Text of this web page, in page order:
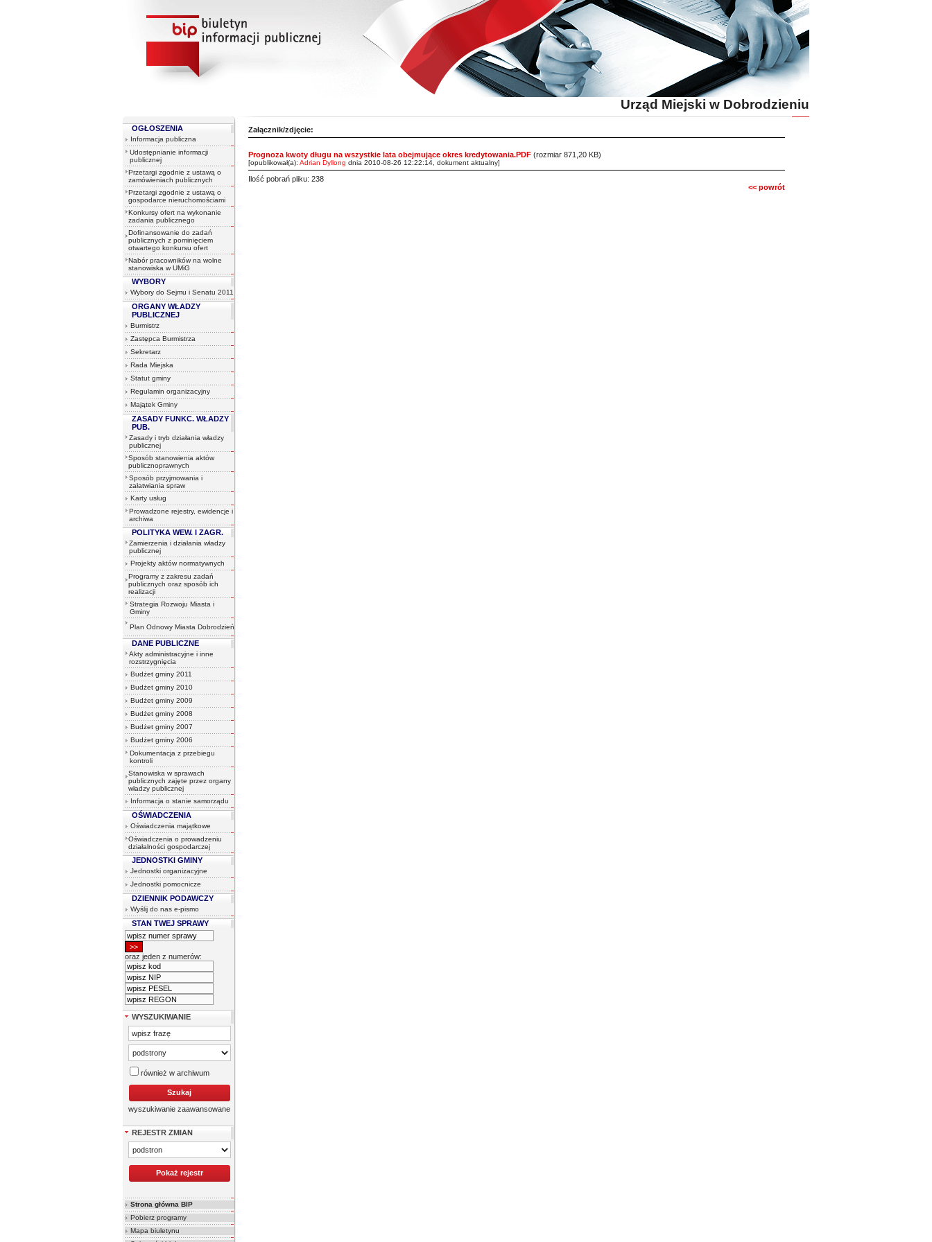
Urząd Miejski w Dobrodzieniu
OGŁOSZENIA
Informacja publiczna
Udostępnianie informacji
publicznej
Przetargi zgodnie z ustawą o
zamówieniach publicznych
Przetargi zgodnie z ustawą o
gospodarce nieruchomościami
Konkursy ofert na wykonanie
zadania publicznego
Dofinansowanie do zadań
publicznych z pominięciem
otwartego konkursu ofert
Nabór pracowników na wolne
stanowiska w UMiG
WYBORY
Wybory do Sejmu i Senatu 2011
ORGANY WŁADZY
PUBLICZNEJ
Burmistrz
Zastępca Burmistrza
Sekretarz
Rada Miejska
Statut gminy
Regulamin organizacyjny
Majątek Gminy
ZASADY FUNKC. WŁADZY
PUB.
Zasady i tryb działania władzy
publicznej
Sposób stanowienia aktów
publicznoprawnych
Sposób przyjmowania i
załatwiania spraw
Karty usług
Prowadzone rejestry, ewidencje i
archiwa
POLITYKA WEW. I ZAGR.
Zamierzenia i działania władzy
publicznej
Projekty aktów normatywnych
Programy z zakresu zadań
publicznych oraz sposób ich
realizacji
Strategia Rozwoju Miasta i
Gminy
Plan Odnowy Miasta Dobrodzień
DANE PUBLICZNE
Akty administracyjne i inne
rozstrzygnięcia
Budżet gminy 2011
Budżet gminy 2010
Budżet gminy 2009
Budżet gminy 2008
Budżet gminy 2007
Budżet gminy 2006
Dokumentacja z przebiegu
kontroli
Stanowiska w sprawach
publicznych zajęte przez organy
władzy publicznej
Informacja o stanie samorządu
OŚWIADCZENIA
Oświadczenia majątkowe
Oświadczenia o prowadzeniu
działalności gospodarczej
JEDNOSTKI GMINY
Jednostki organizacyjne
Jednostki pomocnicze
DZIENNIK PODAWCZY
Wyślij do nas e-pismo
STAN TWEJ SPRAWY
oraz jeden z numerów:
WYSZUKIWANIE
również w archiwum
wyszukiwanie zaawansowane
REJESTR ZMIAN
Strona główna BIP
Pobierz programy
Mapa biuletynu
Załącznik/zdjęcie:
Prognoza kwoty długu na wszystkie lata obejmujące okres kredytowania.PDF (rozmiar 871,20 KB)
[opublikował(a): Adrian Dyllong dnia 2010-08-26 12:22:14, dokument aktualny]
Ilość pobrań pliku: 238
<< powrót